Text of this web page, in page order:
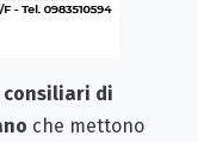
consiliari di
che mettono